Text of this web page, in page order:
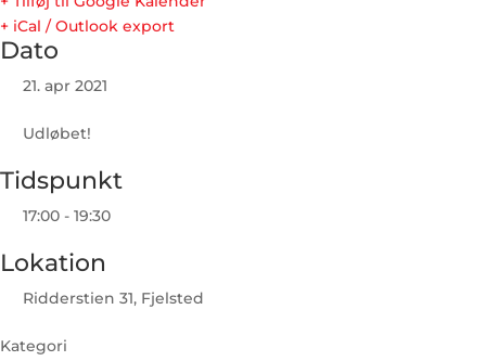
+ iCal / Outlook export
Dato
21. apr 2021
Udløbet!
Tidspunkt
17:00 - 19:30
Lokation
Ridderstien 31, Fjelsted
Kategori